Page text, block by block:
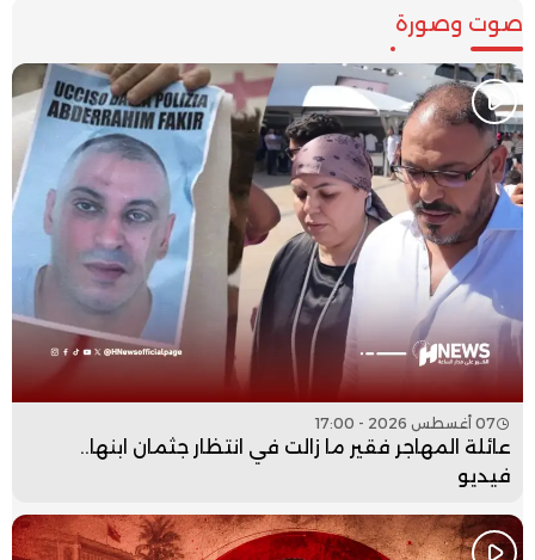
صوت وصورة
07 أغسطس 2026 - 17:00
عائلة المهاجر فقير ما زالت في انتظار جثمان ابنها..
فيديو